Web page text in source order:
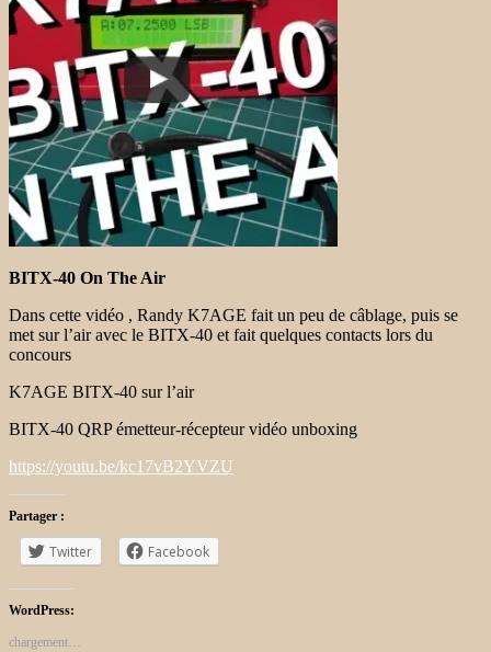
BITX-40 On The Air
Dans cette vidéo , Randy K7AGE fait un peu de câblage, puis se
met sur l’air avec le BITX-40 et fait quelques contacts lors du
concours
K7AGE BITX-40 sur l’air
BITX-40 QRP émetteur-récepteur vidéo unboxing
https://youtu.be/kc17vB2YVZU
Partager :
Twitter Facebook
WordPress:
chargement…